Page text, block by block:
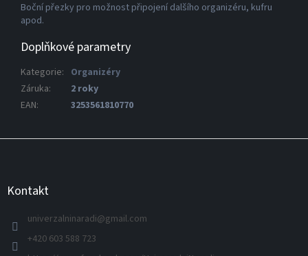
Boční přezky pro možnost připojení dalšího organizéru, kufru
apod.
Doplňkové parametry
Kategorie: Organizéry
Záruka:
2 roky
EAN: 3253561810770
Z
Kontakt
univerzalninaradi@gmail.com
+420 603 588 723